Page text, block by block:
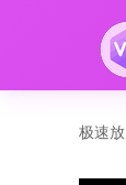
极速